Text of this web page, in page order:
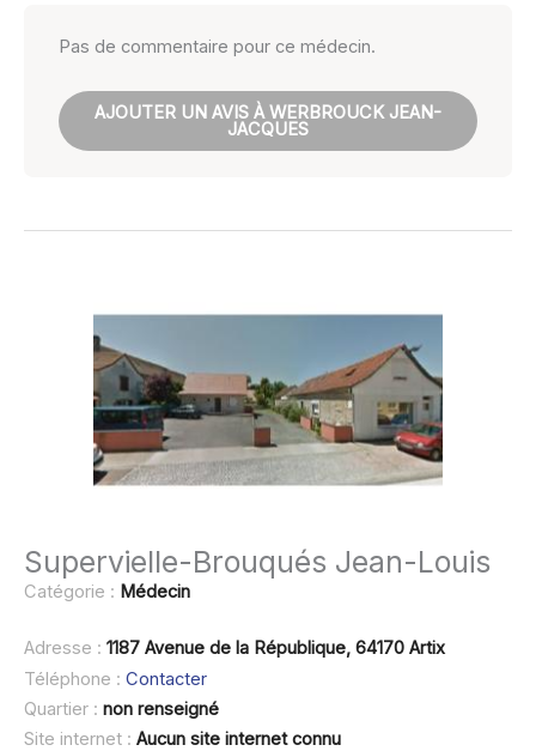
Pas de commentaire pour ce médecin.
AJOUTER UN AVIS À WERBROUCK JEAN-
JACQUES
Supervielle-Brouqués Jean-Louis
Catégorie : Médecin
Adresse : 1187 Avenue de la République, 64170 Artix
Téléphone : Contacter
Quartier : non renseigné
Site internet : Aucun site internet connu